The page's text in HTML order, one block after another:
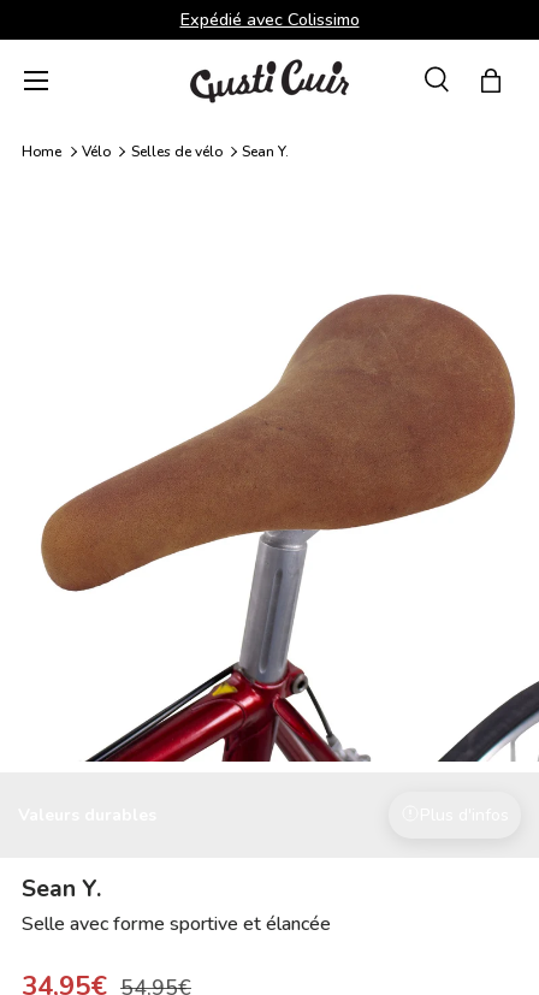
Aller au contenu
Expédié avec Colissimo
Recherche
Menu
Home Vélo Selles de vélo Sean Y.
Sean Y.
Selle avec forme sportive et élancée
34,95€ 54,95€